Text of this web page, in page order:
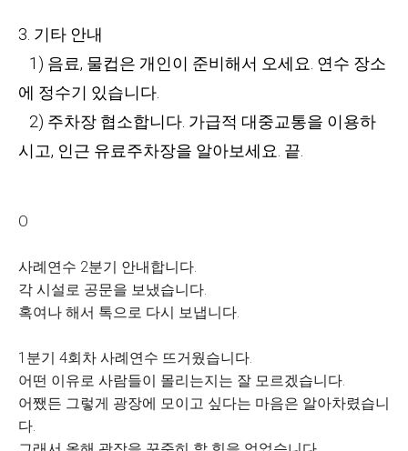
3. 기타 안내
1) 음료, 물컵은 개인이 준비해서 오세요. 연수 장소
에 정수기 있습니다.
2) 주차장 협소합니다. 가급적 대중교통을 이용하
시고, 인근 유료주차장을 알아보세요. 끝.
O
사례연수 2분기 안내합니다.
각 시설로 공문을 보냈습니다.
혹여나 해서 톡으로 다시 보냅니다.
1분기 4회차 사례연수 뜨거웠습니다.
어떤 이유로 사람들이 몰리는지는 잘 모르겠습니다.
어쨌든 그렇게 광장에 모이고 싶다는 마음은 알아차렸습니
다.